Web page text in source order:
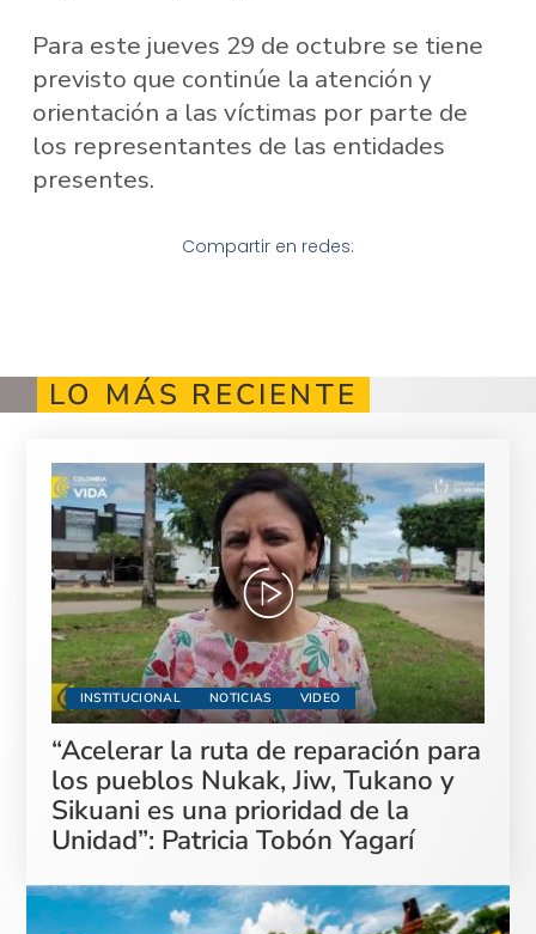
Para este jueves 29 de octubre se tiene
previsto que continúe la atención y
orientación a las víctimas por parte de
los representantes de las entidades
presentes.
Compartir en redes:
LO MÁS RECIENTE
INSTITUCIONAL NOTICIAS VIDEO
“Acelerar la ruta de reparación para
los pueblos Nukak, Jiw, Tukano y
Sikuani es una prioridad de la
Unidad”: Patricia Tobón Yagarí